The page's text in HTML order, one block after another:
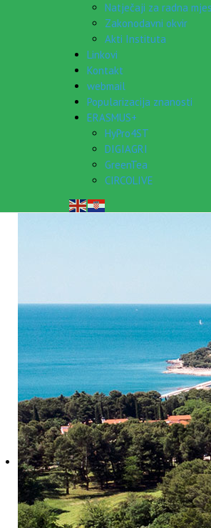
Natječaji za radna
Zakonodavni okvir
Akti Instituta
Linkovi
Kontakt
webmail
Popularizacija znanosti
ERASMUS+
HyPro4ST
DIGIAGRI
GreenTea
CIRCOLIVE